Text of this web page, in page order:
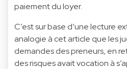
paiement du loyer.
C’est sur base d’une lecture
analogie à cet article que les
demandes des preneurs, en
des risques avait vocation à